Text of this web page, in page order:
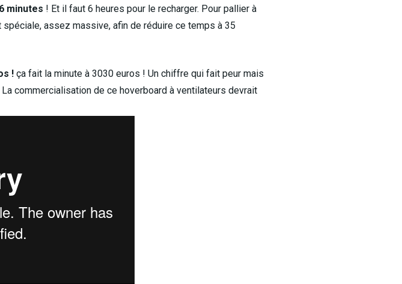
minutes ! Et il faut 6 heures pour le recharger. Pour pallier à
assez massive, afin de réduire ce temps à 35
! ça fait la minute à 3030 euros ! Un chiffre qui fait peur mais
commercialisation de ce hoverboard à ventilateurs devrait